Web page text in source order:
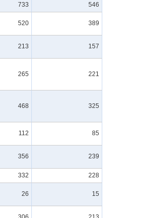
733
546
520 389
213 157
265 221
468 325
112 85
356 239
332
228
26 15